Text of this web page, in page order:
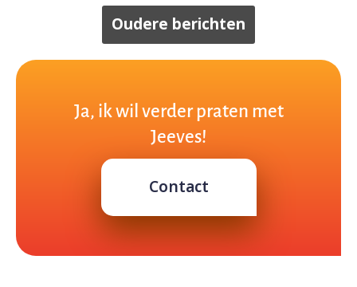
Oudere berichten
Ja, ik wil verder praten met
Jeeves!
Contact